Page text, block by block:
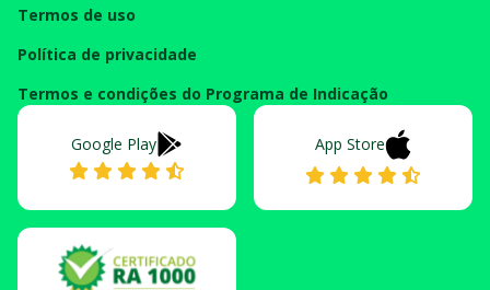
Termos de uso
Política de privacidade
Termos e condições do Programa de Indicação
Google Play App Store